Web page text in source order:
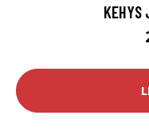
KEHYS